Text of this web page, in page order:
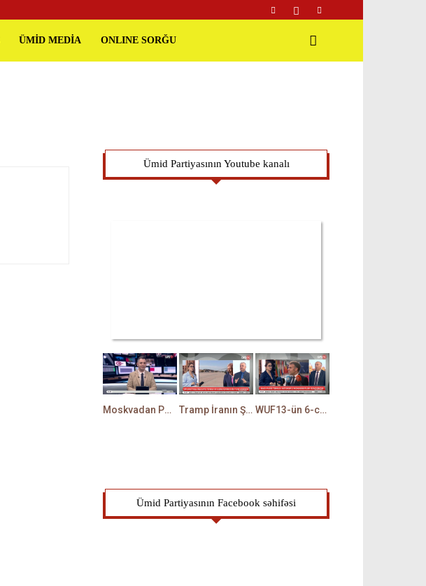
ÜMİD MEDİA ONLINE SORĞU
Ümid Partiyasının Youtube kanalı
Moskvadan Paşinyana XƏBƏRDARLIQ: Rusiya İrəvanda HƏRƏKƏTƏ KEÇDİ - TAMİLLA QULAMİ danışır Tramp İranın ŞƏRTİNİ QƏBUL ETDİ? - Hörmüzlə bağlı RAZILIQ RƏSMƏN AÇIQLANIR -BAKİR HƏDƏNBƏYLİ danışır WUF13-ün 6-cı gününə start verildi: Hansı mövzular müzakirə olunacaq? -TALEH ƏLİYEV danışır
Ümid Partiyasının Facebook səhifəsi